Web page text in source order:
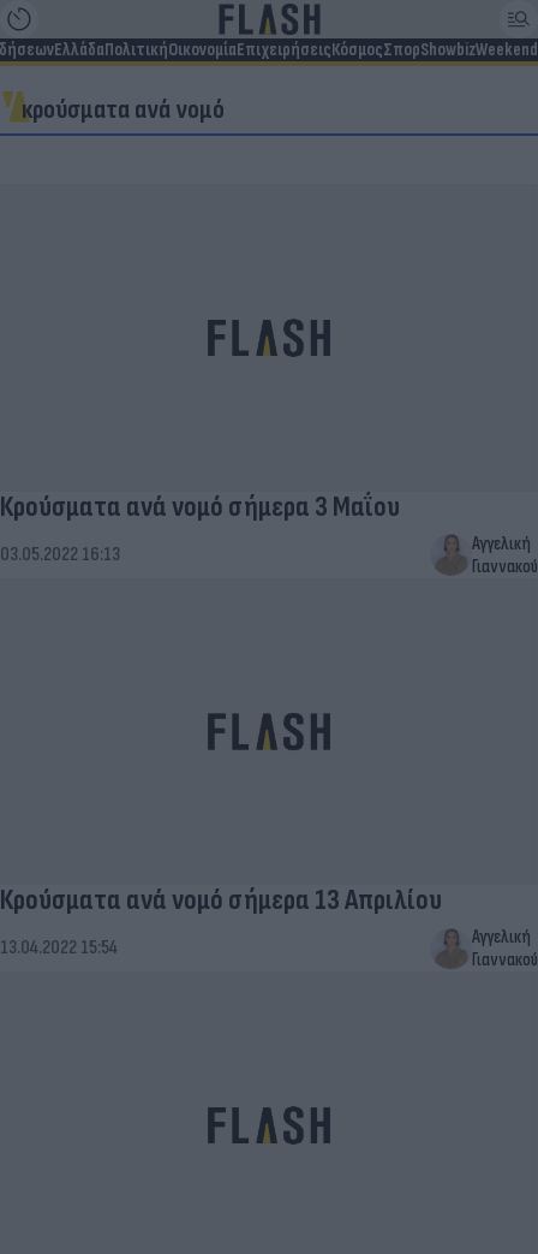
ΕλλάδαΠολιτικήΟικονομίαΕπιχειρήσειςΚόσμοςΣπορShowbizWeekend
κρούσματα ανά νομό
Κρούσματα ανά νομό σήμερα 3 Μαΐου
03.05.2022 16:13
Αγγελική
Γιαννακού
Κρούσματα ανά νομό σήμερα 13 Απριλίου
13.04.2022 15:54
Αγγελική
Γιαννακού